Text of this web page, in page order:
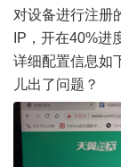
对设备进行注册
IP，开在40%进
详细配置信息如
儿出了问题？